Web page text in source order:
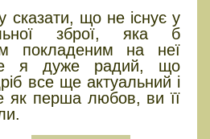
сказати, що не існує у
зброї, яка б
покладеним на неї
я дуже радий, що
все ще актуальний і
як перша любов, ви її